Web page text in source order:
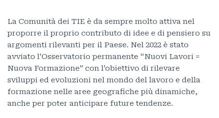
La Comunità dei TIE è da sempre molto attiva nel
proporre il proprio contributo di idee e di pensiero su
argomenti rilevanti per il Paese. Nel 2022 è stato
avviato l’Osservatorio permanente “Nuovi Lavori =
Nuova Formazione” con l’obiettivo di rilevare
sviluppi ed evoluzioni nel mondo del lavoro e della
formazione nelle aree geografiche più dinamiche,
anche per poter anticipare future tendenze.